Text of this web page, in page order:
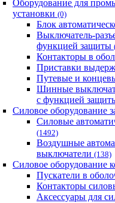
Оборудование для
установки (0)
Блок
Выключатель-
функцией защиты
Контакторы в
Приставки
Путевые и
Шинные
с функцией
Силовое оборудование
Силовые
(1492)
Воздушные
выключатели (138)
Силовое оборудование
Пускатели в
Контакторы
Аксессуары для